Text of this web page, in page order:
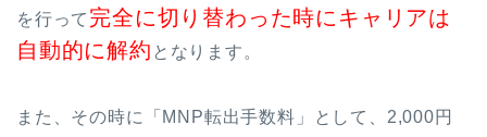
を行って 完全に切り替わった時にキャリアは
自動的に解約 となります。
また、その時に「MNP転出手数料」として、2,000円